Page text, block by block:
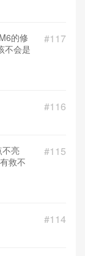
#117
的修
不会是
#116
#115
不亮
救不
#114